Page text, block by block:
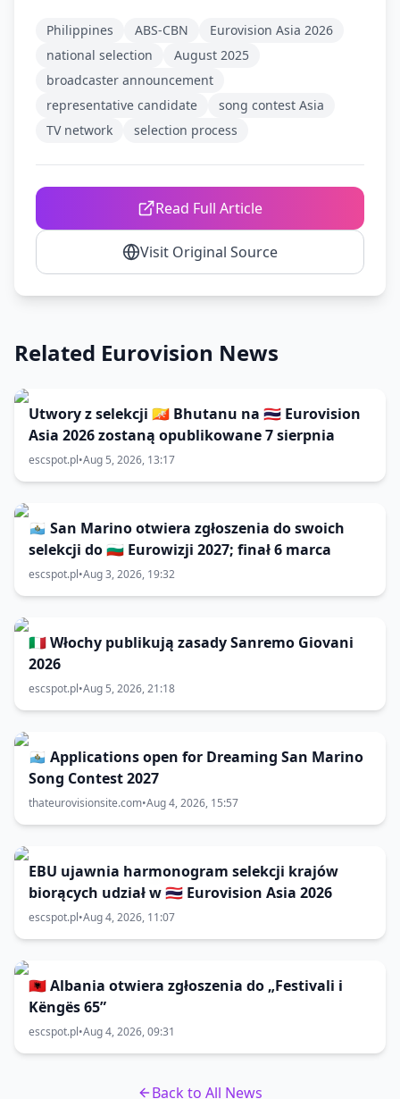
Philippines ABS-CBN
Eurovision Asia 2026
national selection
August 2025
broadcaster announcement
representative candidate
song contest Asia
TV network
selection process
Read Full Article
Visit Original Source
Related Eurovision News
Utwory z selekcji 🇧🇹 Bhutanu na 🇹🇭 Eurovision
Asia 2026 zostaną opublikowane 7 sierpnia
escspot.pl•Aug 5, 2026, 13:17
🇸🇲 San Marino otwiera zgłoszenia do swoich
selekcji do 🇧🇬 Eurowizji 2027; finał 6 marca
escspot.pl•Aug 3, 2026, 19:32
🇮🇹 Włochy publikują zasady Sanremo Giovani
2026
escspot.pl•Aug 5, 2026, 21:18
🇸🇲 Applications open for Dreaming San Marino
Song Contest 2027
thateurovisionsite.com•Aug 4, 2026, 15:57
EBU ujawnia harmonogram selekcji krajów
biorących udział w 🇹🇭 Eurovision Asia 2026
escspot.pl•Aug 4, 2026, 11:07
🇦🇱 Albania otwiera zgłoszenia do „Festivali i
Këngës 65”
escspot.pl•Aug 4, 2026, 09:31
Back to All News